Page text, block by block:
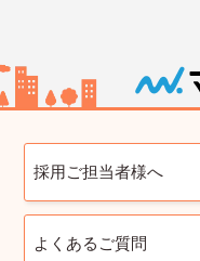
採用ご担当者様へ
よくあるご質問